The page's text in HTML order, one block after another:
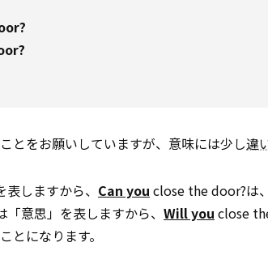
とをお願いしていますが、意味には少し違
しますから、 Can you close the door?は、
意思」を表しますから、 Will you close
とになります。